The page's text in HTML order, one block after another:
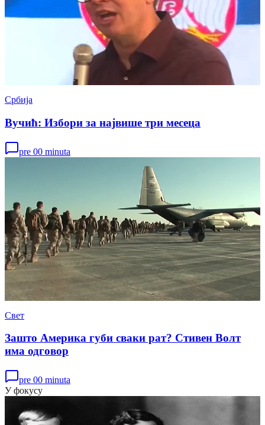
Србија
Вучић: Избори за највише три месеца
pre 00 minuta
Свет
Зашто Америка губи сваки рат? Стивен Волт
има одговор
pre 00 minuta
У фокусу